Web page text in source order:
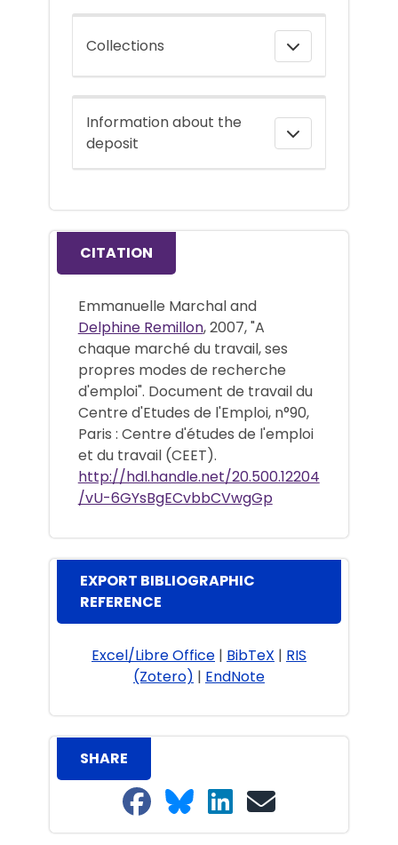
Collections
Information about the
deposit
CITATION
Emmanuelle Marchal and
Delphine Remillon, 2007, "A
chaque marché du travail, ses
propres modes de recherche
d'emploi". Document de travail du
Centre d'Etudes de l'Emploi, n°90,
Paris : Centre d'études de l'emploi
et du travail (CEET).
http://hdl.handle.net/20.500.12204
/vU-6GYsBgECvbbCVwgGp
EXPORT BIBLIOGRAPHIC
REFERENCE
Excel/Libre Office | BibTeX | RIS
(Zotero) | EndNote
SHARE
Share on Facebook
Share on Bluesky
Share on LinkedIn